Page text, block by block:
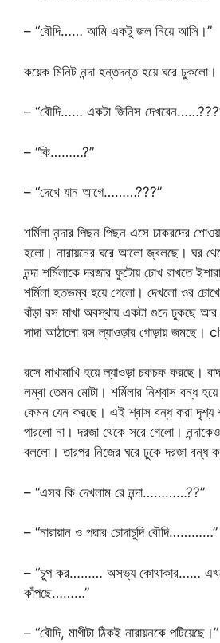
– “বৌদি…… আমি একটু জল নিয়ে আসি।”
কয়েক মিনিট নন্দা হন্তদন্ত হয়ে ঘরে ঢুকলো।
– “বৌদি…… একটা জিনিস
– “কি………?”
– “দেখে যান আগে………???”
শর্মিলা নন্দার পিছন পিছন এসে চাকরদের
হলো। নারায়নের ঘরে আলো জ্বলছে। ঘর
নন্দা শর্মিলাকে দরজার ফুটোয় চোখ রাখতে
শর্মিলা হতভম্ব হয়ে গেলো। দেখলো ওর
বাঁড়া রস মাখা অবস্থায় একটা গুদে ঢুকছে আর
সাদা আঠালো রস ল্যাওড়ার গোড়ায়
রসে মাখামাখি হয়ে ল্যাওড়া চকচক করছে।
লম্বা তেমন মোটা। শর্মিলার নিশ্বাস বন্ধ
কেমন যেন করছে। এই শ্বাস বন্ধ করা দৃশ্য
পারলো না। দরজা থেকে সরে গেলো।
বললো। তারপর নিজের ঘরে ঢুকে দরজা বন্ধ
– “এসব কি দেখলাম রে নন্দা…………??”
– “নারায়ান ও পদ্মার চোদাচুদি বৌদি…………”
– “চুপ কর……… অসভ্য কোথাকার……
কাঁপছে………”
– “বৌদি, মাগীটা ঠিকই নারায়নকে পটিয়েছে।”